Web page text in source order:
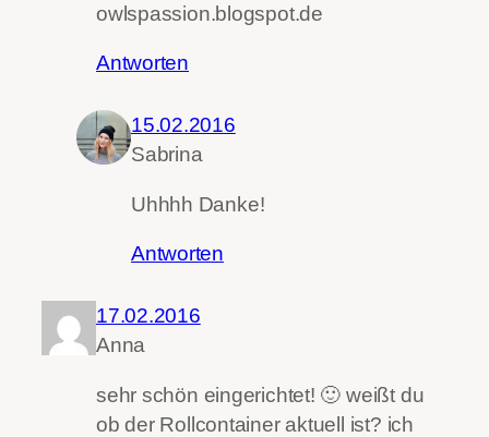
owlspassion.blogspot.de
Antworten
15.02.2016
Sabrina
Uhhhh Danke!
Antworten
17.02.2016
Anna
sehr schön eingerichtet! 🙂 weißt du
ob der Rollcontainer aktuell ist? ich